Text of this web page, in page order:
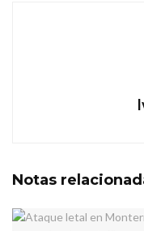
Notas